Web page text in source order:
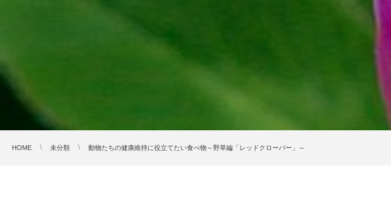
HOME 未分類 動物たちの健康維持に役立てたい食べ物～野草編「レッドクローバー」～